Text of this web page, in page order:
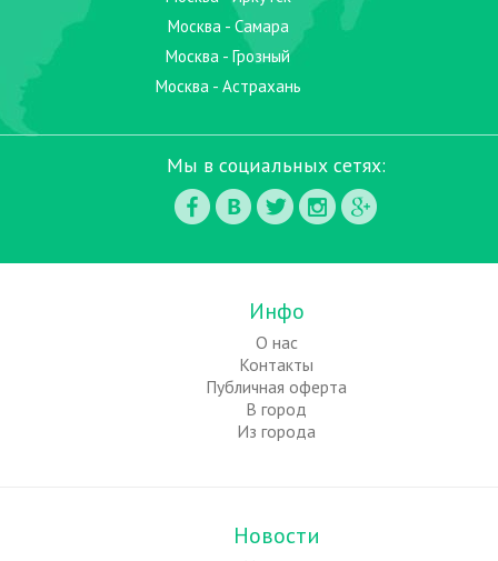
Москва - Самара
Москва - Грозный
Москва - Астрахань
Мы в социальных сетях:
Инфо
О нас
Контакты
Публичная оферта
В город
Из города
Новости